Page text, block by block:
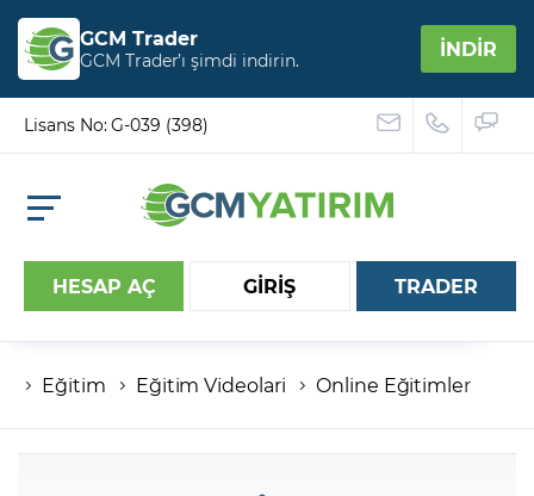
GCM Trader
GCM Trader’ı şimdi indirin. İNDİR
Lisans No: G-039 (398)
HESAP AÇ GİRİŞ
Hesap numaranız
Şifreniz
TRADER
Eğitim Eğitim Videolari Online Eğitimler